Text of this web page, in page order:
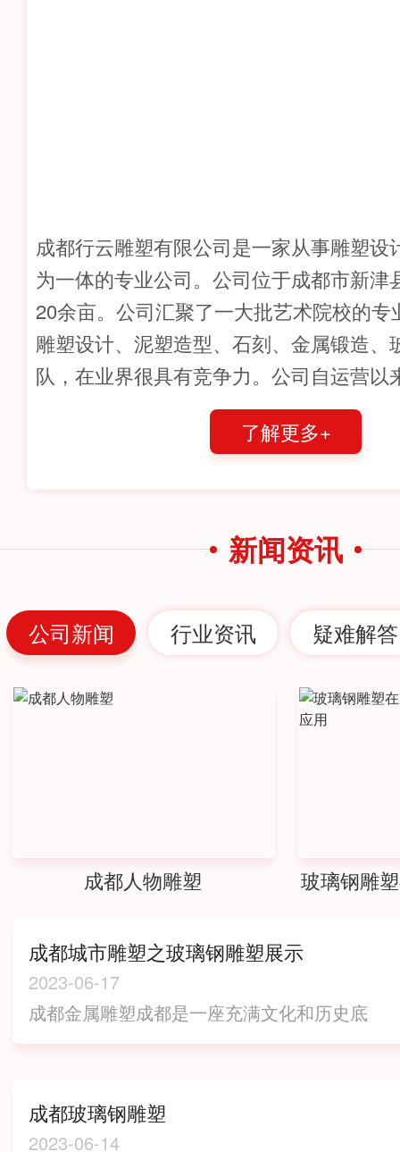
成都行云雕塑有限公司是一家从事雕塑设
为一体的专业公司。公司位于成都市新津
20余亩。公司汇聚了一大批艺术院校的专
雕塑设计、泥塑造型、石刻、金属锻造、
队，在业界很具有竞争力。公司自运营以
业内和客户的一致好评，完成了一些代
了解更多+
新闻资讯
公司新闻 行业资讯 疑难解答
成都人物雕塑
玻璃钢雕
成都城市雕塑之玻璃钢雕塑展示
2023-06-17
成都金属雕塑成都是一座充满文化和历史底
蕴的城市，同时也是一个现代化发展迅速的
艺术品之一，始终占据着重要的地位。其
中，玻璃钢雕塑以其轻质、耐用、逼真等特
成都玻璃钢雕塑
2023-06-14